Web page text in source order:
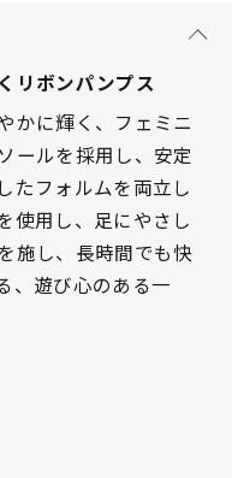
リボンパンプス
かに輝く、フェミニ
ールを採用し、安定
たフォルムを両立し
使用し、足にやさし
施し、長時間でも快
、遊び心のある一